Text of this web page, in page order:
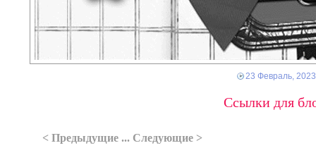
23 Февраль, 2023
Ссылки для
< Предыдущие ... Следующие >